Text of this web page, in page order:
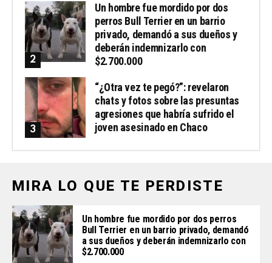
Un hombre fue mordido por dos
perros Bull Terrier en un barrio
privado, demandó a sus dueños y
deberán indemnizarlo con
$2.700.000
“¿Otra vez te pegó?”: revelaron
chats y fotos sobre las presuntas
agresiones que habría sufrido el
joven asesinado en Chaco
MIRA LO QUE TE PERDISTE
Un hombre fue mordido por dos perros
Bull Terrier en un barrio privado, demandó
a sus dueños y deberán indemnizarlo con
$2.700.000